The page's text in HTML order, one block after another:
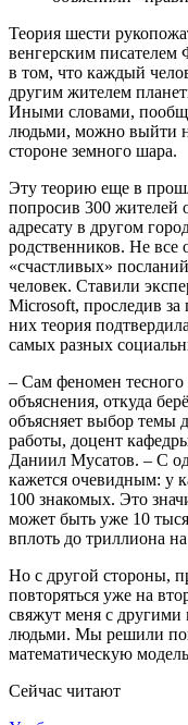
Теория шести
венгерским
в том, что каждый
другим жителем
Иными словами,
людьми, можно выйти
стороне земного шара.
Эту теорию еще в
попросив 300 жителей
адресату в другом
родственников. Не
«счастливых»
человек. Ставили
Microsoft, проследив
них теория
самых разных
– Сам феномен тесного
объяснения, откуда
объясняет выбор темы
работы, доцент
Даниил Мусатов. – С
кажется очевидным: у
100 знакомых. Это
может быть уже 10
вплоть до триллиона
Но с другой стороны,
повторяться уже на
свяжут меня с
людьми. Мы решили
математическую
Сейчас читают